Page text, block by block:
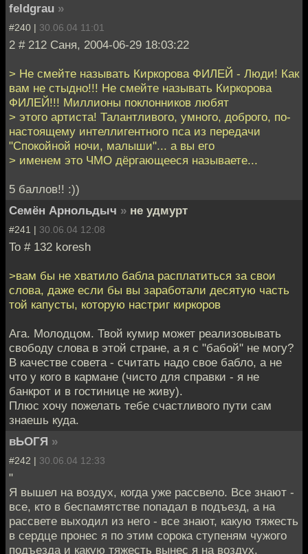
feldgrau »
#240 | 30.06.04 11:01
2 # 212 Саня, 2004-06-29 18:03:22
> Не смейте называть Киркорова ФИЛЕЙ - Люди! Как
вам не стыдно!!! Не смейте называть Киркорова
ФИЛЕЙ!!! Миллионы поклонников любят
> этого артиста! Талантливого, умного, доброго, по-
настоящему интеллигентного пса из передачи
"Спокойной ночи, малыши"... а вы его
> именем это ЧМО дёргающееся называете...
5 баллов!! :))
Семён Арнольдыч » не удмурт
#241 | 30.06.04 12:08
To # 132 koresh
>вам бы не хватило бабла расплатиться за свои
слова, даже если бы вы заработали десятую часть
той капусты, которую настриг киркоров
Ага. Молодцом. Твой кумир может реализовывать
свободу слова в этой стране, а я с "бабой" не могу?
В качестве совета - считать надо свое бабло, а не
что у кого в кармане (чисто для справки - я не
банкрот и в гостинице не живу).
Плюс хочу пожелать тебе счастливого пути сам
знаешь куда.
вЬОГЯ »
#242 | 30.06.04 12:33
"
Я вышел на воздух, когда уже рассвело. Все знают -
все, кто в беспамятстве попадал в подъезд, а на
рассвете выходил из него - все знают, какую тяжесть
в сердце пронес я по этим сорока ступеням чужого
подъезда и какую тяжесть вынес я на воздух.